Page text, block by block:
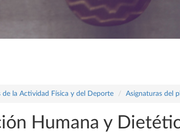
la Actividad Física y del Deporte Asignaturas del
Humana y